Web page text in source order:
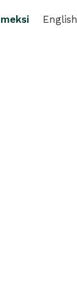
English